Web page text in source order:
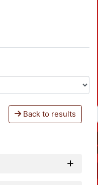
Back to results